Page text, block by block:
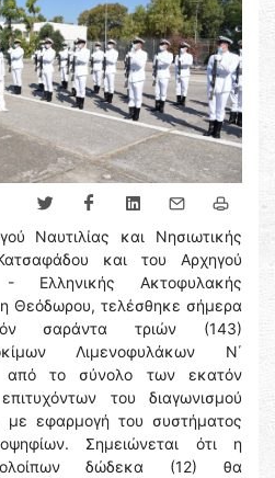
Ναυτιλίας και Νησιωτικής
και του Αρχηγού
Ελληνικής Ακτοφυλακής
Θεόδωρου, τελέσθηκε σήμερα
σαράντα τριών (143)
Λιμενοφυλάκων Ν΄
από το σύνολο των εκατόν
του διαγωνισμού
με εφαρμογή του συστήματος
Σημειώνεται ότι η
δώδεκα (12) θα